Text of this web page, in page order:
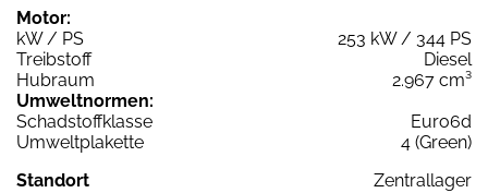
Motor:
kW / PS
253 kW / 344 PS
Treibstoff
Diesel
Hubraum
2.967 cm³
Umweltnormen:
Schadstoffklasse
Euro6d
Umweltplakette
4 (Green)
Standort
Zentrallager